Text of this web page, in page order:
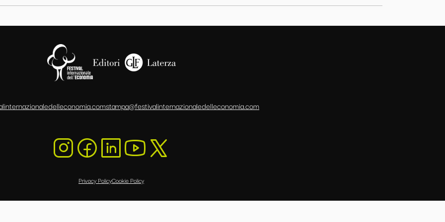
stampa@festivalinternazionaledelleconomia.com
Privacy PolicyCookie Policy